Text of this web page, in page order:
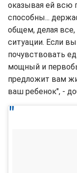
оказывая ей всю
способны...
общем, делая
ситуации. Если
почувствовать
мощный и
предложит вам
ваш ребенок", -